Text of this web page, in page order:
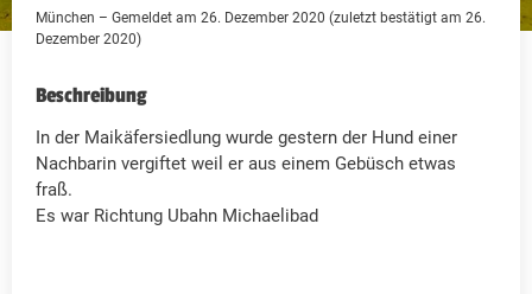
München – Gemeldet am 26. Dezember 2020 (zuletzt bestätigt am 26.
Dezember 2020)
Beschreibung
In der Maikäfersiedlung wurde gestern der Hund einer
Nachbarin vergiftet weil er aus einem Gebüsch etwas
fraß.
Es war Richtung Ubahn Michaelibad